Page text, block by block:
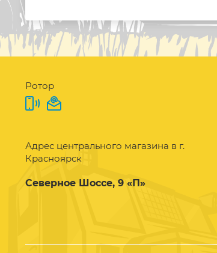
Ротор
Адрес центрального магазина в г.
Красноярск
Северное Шоссе, 9 «П»